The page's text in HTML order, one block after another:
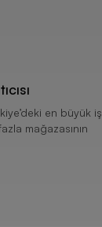
en büyük iş
mağazasının